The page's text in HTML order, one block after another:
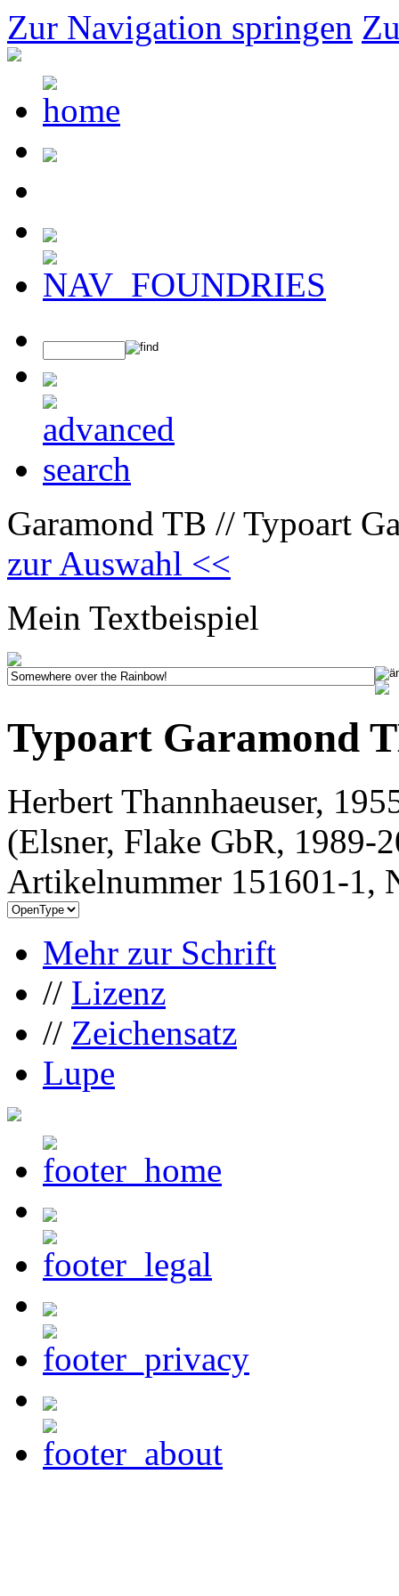
Zur Navigation springen
Garamond TB // Typoart
zur Auswahl <<
Mein Textbeispiel
Typoart Garamond
Herbert Thannhaeuser,
(Elsner, Flake GbR, 1989-
Artikelnummer 151601-1,
Mehr zur Schrift
// Lizenz
// Zeichensatz
Lupe